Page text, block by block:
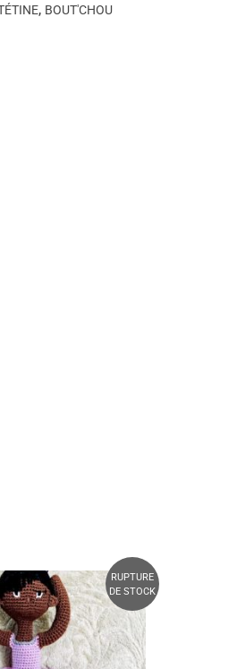
, BOUT'CHOU
RUPTURE
DE STOCK